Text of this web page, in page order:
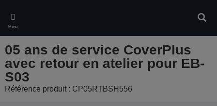
main
content
Menu
05 ans de service CoverPlus
avec retour en atelier pour EB-
S03
Référence produit : CP05RTBSH556